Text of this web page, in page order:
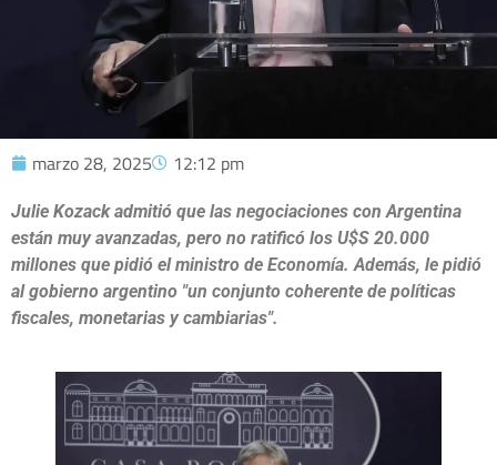
marzo 28, 2025 12:12 pm
Julie Kozack admitió que las negociaciones con Argentina
están muy avanzadas, pero no ratificó los U$S 20.000
millones que pidió el ministro de Economía.Además, le pidió
al gobierno argentino "un conjunto coherente de políticas
fiscales, monetarias y cambiarias".